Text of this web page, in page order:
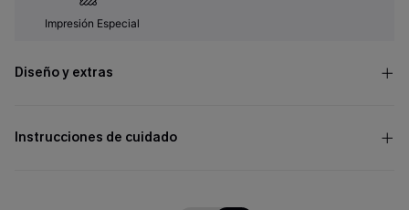
Impresión Especial
Diseño y extras
Instrucciones de cuidado